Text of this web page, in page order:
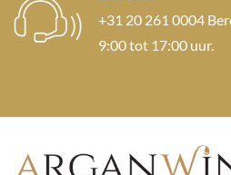
+31 20 261 0004
9:00 tot 17:00 uur.